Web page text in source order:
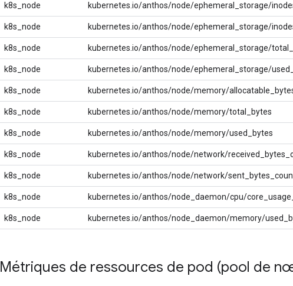
k8s_node kubernetes.io/anthos/node/ephemeral_storage/
k8s_node kubernetes.io/anthos/node/ephemeral_storage/
k8s_node kubernetes.io/anthos/node/ephemeral_storage/
k8s_node kubernetes.io/anthos/node/ephemeral_storage/
k8s_node kubernetes.io/anthos/node/memory/
k8s_node kubernetes.io/anthos/node/memory/total_bytes
k8s_node kubernetes.io/anthos/node/memory/used_bytes
k8s_node kubernetes.io/anthos/node/network/
k8s_node kubernetes.io/anthos/node/network/
k8s_node kubernetes.io/anthos/node_daemon/cpu/
k8s_node kubernetes.io/anthos/node_daemon/memory/
Métriques de ressources de pod (pool de